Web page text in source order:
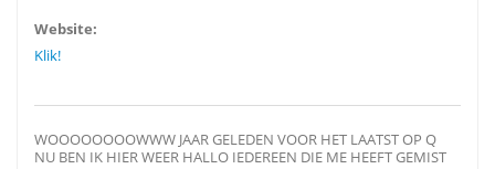
Website:
Klik!
WOOOOOOOOWWW JAAR GELEDEN VOOR HET LAATST OP Q
NU BEN IK HIER WEER HALLO IEDEREEN DIE ME HEEFT GEMIST